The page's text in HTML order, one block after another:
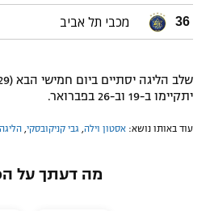
36 מכבי תל אביב
יתקיימו ב-19 וב-26 בפברואר.
עוד באותו נושא: אסטון וילה גבי קניקובסקי
מה דעתך על